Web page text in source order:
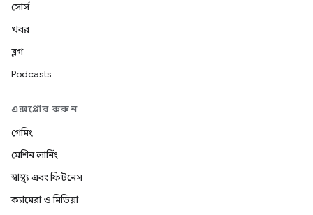
সোর্স
খবর
ব্লগ
Podcasts
এক্সপ্লোর করুন
গেমিং
মেশিন লার্নিং
স্বাস্থ্য এবং ফিটনেস
ক্যামেরা ও মিডিয়া